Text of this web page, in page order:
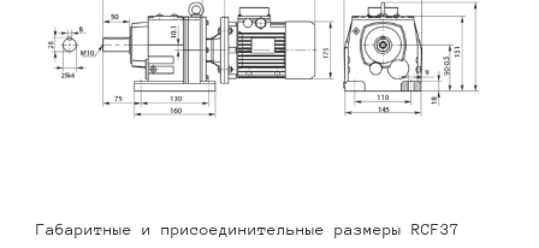
Габаритные и присоединительные размеры RCF37